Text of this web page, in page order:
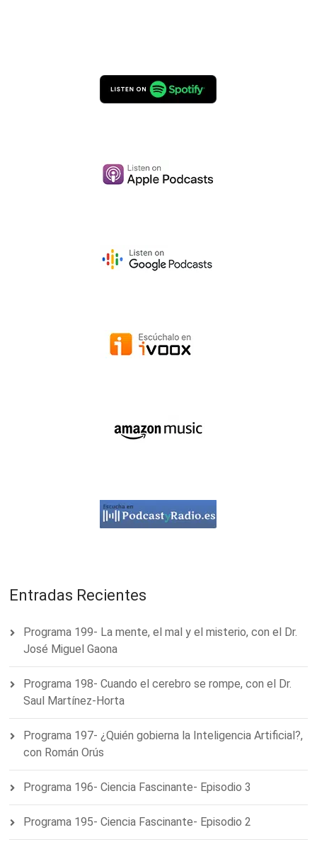
Entradas Recientes
Programa 199- La mente, el mal y el misterio, con el Dr.
José Miguel Gaona
Programa 198- Cuando el cerebro se rompe, con el Dr.
Saul Martínez-Horta
Programa 197- ¿Quién gobierna la Inteligencia Artificial?,
con Román Orús
Programa 196- Ciencia Fascinante- Episodio 3
Programa 195- Ciencia Fascinante- Episodio 2